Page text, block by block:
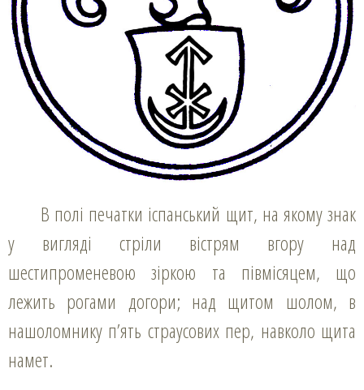
В полі печатки іспанський щит, на якому знак
у вигляді стріли вістрям вгору над
шестипроменевою зіркою та півмісяцем, що
лежить рогами догори; над щитом шолом, в
нашоломнику п’ять страусових пер, навколо щита
намет.